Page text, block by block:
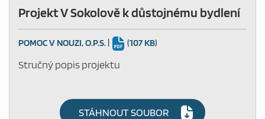
Projekt V Sokolově k důstojnému bydlení
POMOC V NOUZI, O.P.S. | (107 KB)
Stručný popis projektu
STÁHNOUT SOUBOR